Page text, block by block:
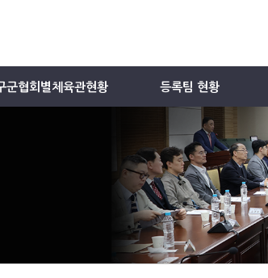
군협회별체육관현황 등록팀 현황